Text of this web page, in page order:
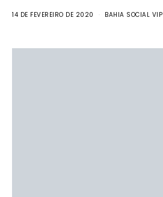
14 DE FEVEREIRO DE 2020 BAHIA SOCIAL VIP